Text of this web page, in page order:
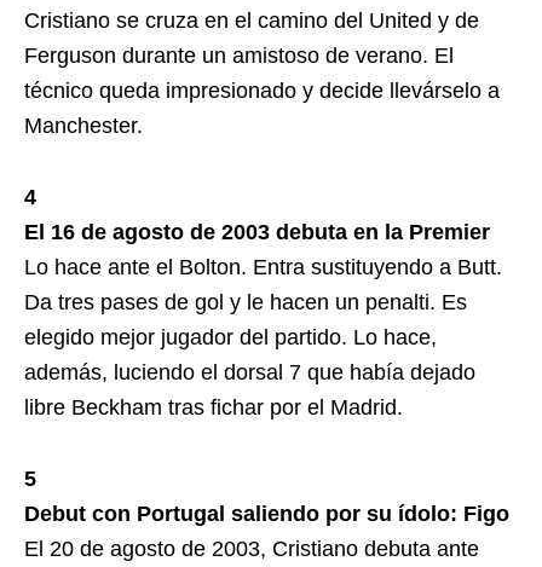
Cristiano se cruza en el camino del United y de
Ferguson durante un amistoso de verano. El
técnico queda impresionado y decide llevárselo a
Manchester.
4
El 16 de agosto de 2003 debuta en la Premier
Lo hace ante el Bolton. Entra sustituyendo a Butt.
Da tres pases de gol y le hacen un penalti. Es
elegido mejor jugador del partido. Lo hace,
además, luciendo el dorsal 7 que había dejado
libre Beckham tras fichar por el Madrid.
5
Debut con Portugal saliendo por su ídolo: Figo
El 20 de agosto de 2003, Cristiano debuta ante